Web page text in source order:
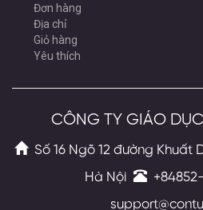
Đơn hàng
Địa chỉ
Giỏ hàng
Yêu thích
CÔNG TY GIÁO
Số 16 Ngõ 12 đường Khuất
Hà Nội